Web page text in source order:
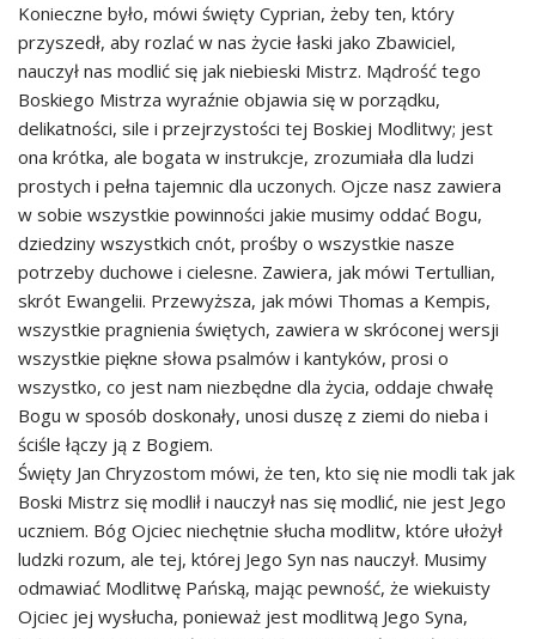
Konieczne było, mówi święty Cyprian, żeby ten, który
przyszedł, aby rozlać w nas życie łaski jako Zbawiciel,
nauczył nas modlić się jak niebieski Mistrz. Mądrość tego
Boskiego Mistrza wyraźnie objawia się w porządku,
delikatności, sile i przejrzystości tej Boskiej Modlitwy; jest
ona krótka, ale bogata w instrukcje, zrozumiała dla ludzi
prostych i pełna tajemnic dla uczonych. Ojcze nasz zawiera
w sobie wszystkie powinności jakie musimy oddać Bogu,
dziedziny wszystkich cnót, prośby o wszystkie nasze
potrzeby duchowe i cielesne. Zawiera, jak mówi Tertullian,
skrót Ewangelii. Przewyższa, jak mówi Thomas a Kempis,
wszystkie pragnienia świętych, zawiera w skróconej wersji
wszystkie piękne słowa psalmów i kantyków, prosi o
wszystko, co jest nam niezbędne dla życia, oddaje chwałę
Bogu w sposób doskonały, unosi duszę z ziemi do nieba i
ściśle łączy ją z Bogiem.
Święty Jan Chryzostom mówi, że ten, kto się nie modli tak jak
Boski Mistrz się modlił i nauczył nas się modlić, nie jest Jego
uczniem. Bóg Ojciec niechętnie słucha modlitw, które ułożył
ludzki rozum, ale tej, której Jego Syn nas nauczył. Musimy
odmawiać Modlitwę Pańską, mając pewność, że wiekuisty
Ojciec jej wysłucha, ponieważ jest modlitwą Jego Syna,